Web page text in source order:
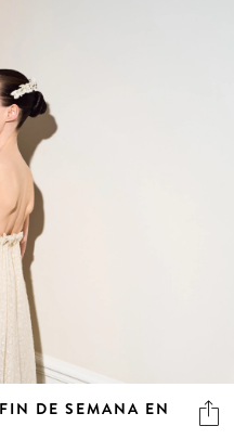
DE SEMANA EN